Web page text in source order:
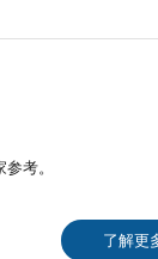
考。
了解更